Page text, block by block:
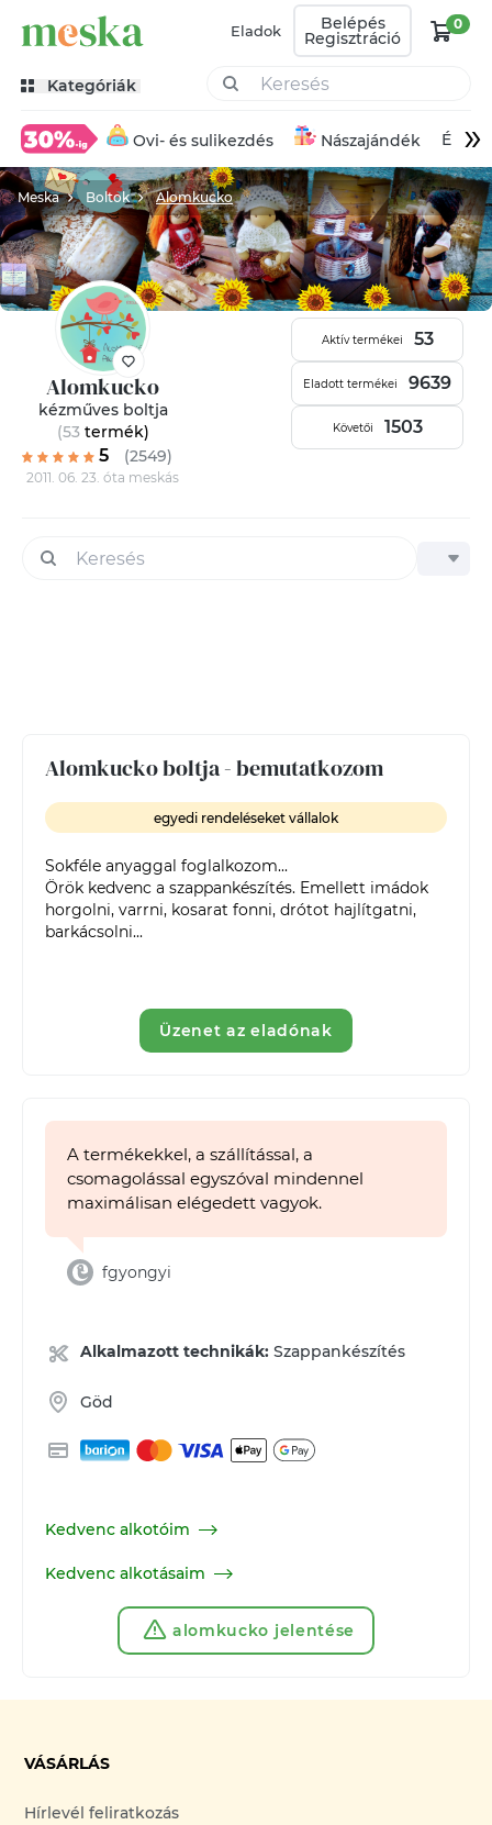
Eladok Belépés
Regisztráció
0
Kategóriák
Ovi- és sulikezdés Nászajándék »
Meska Boltok Alomkucko
Alomkucko
kézműves boltja
(53termék)
5 (2549)
2011. 06. 23. óta meskás
Aktív termékei 53
Eladott termékei 9639
Követői 1503
Alomkucko boltja - bemutatkozom
egyedi rendeléseket vállalok
Sokféle anyaggal foglalkozom...
Örök kedvenc a szappankészítés. Emellett imádok
horgolni, varrni, kosarat fonni, drótot hajlítgatni,
barkácsolni...
Üzenet az eladónak
A termékekkel, a szállítással, a
csomagolással egyszóval mindennel
maximálisan elégedett vagyok.
fgyongyi
Alkalmazott technikák: Szappankészítés
Göd
Kedvenc alkotóim
Kedvenc alkotásaim
alomkucko jelentése
VÁSÁRLÁS
Hírlevél feliratkozás